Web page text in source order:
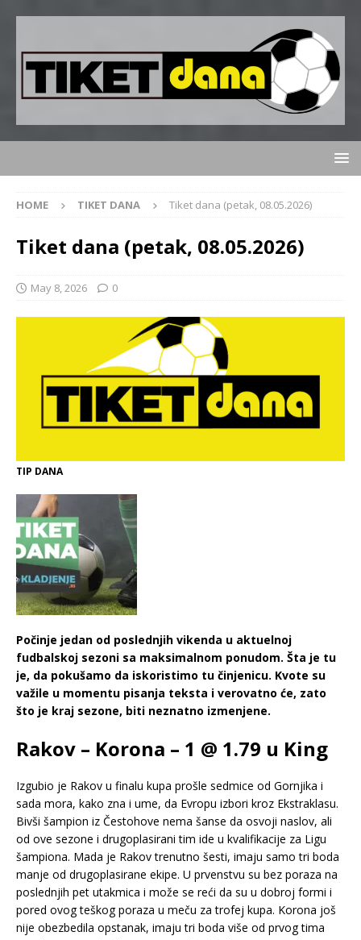
HOME TIKET DANA Tiket dana (petak, 08.05.2026)
Tiket dana (petak, 08.05.2026)
May 8, 2026 0
TIP DANA
Počinje jedan od poslednjih vikenda u aktuelnoj
fudbalskoj sezoni sa maksimalnom ponudom. Šta je tu
je, da pokušamo da iskoristimo tu činjenicu. Kvote su
važile u momentu pisanja teksta i verovatno će, zato
što je kraj sezone, biti neznatno izmenjene.
Rakov – Korona – 1 @ 1.79 u King
Izgubio je Rakov u finalu kupa prošle sedmice od Gornjika i
sada mora, kako zna i ume, da Evropu izbori kroz Ekstraklasu.
Bivši šampion iz Čestohove nema šanse da osvoji naslov, ali
od ove sezone i drugoplasirani tim ide u kvalifikacije za Ligu
šampiona. Mada je Rakov trenutno šesti, imaju samo tri boda
manje od drugoplasirane ekipe. U prvenstvu su bez poraza na
poslednjih pet utakmica i može se reći da su u dobroj formi i
pored ovog teškog poraza u meču za trofej kupa. Korona još
nije obezbedila opstanak, imaju tri boda više od prvog tima